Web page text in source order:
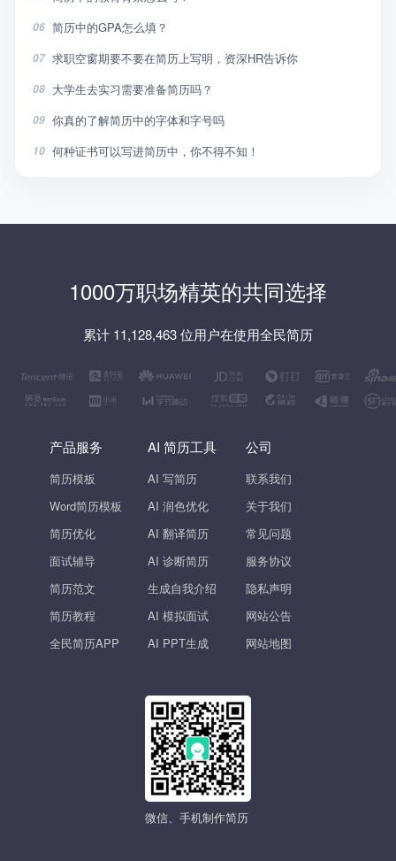
06 简历中的GPA怎么填？
07 求职空窗期要不要在简历上写明，资深HR告诉你
08 大学生去实习需要准备简历吗？
09 你真的了解简历中的字体和字号吗
10 何种证书可以写进简历中，你不得不知！
1000万职场精英的共同选择
累计 11,128,463 位用户在使用全民简历
产品服务
简历模板
Word简历模板
简历优化
面试辅导
简历范文
简历教程
全民简历APP
AI 简历工具
AI 写简历
AI 润色优化
AI 翻译简历
AI 诊断简历
生成自我介绍
AI 模拟面试
AI PPT生成
公司
联系我们
关于我们
常见问题
服务协议
隐私声明
网站公告
网站地图
微信、手机制作简历